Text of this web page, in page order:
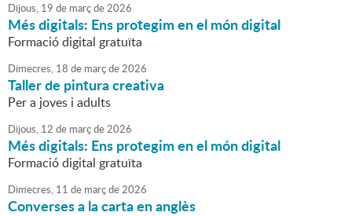
Dijous, 19 de marçde2026
Més digitals: Ens protegim en el món digital
Formació digital gratuïta
Dimecres, 18 de marçde2026
Taller de pintura creativa
Per a joves i adults
Dijous, 12 de marçde2026
Més digitals: Ens protegim en el món digital
Formació digital gratuïta
Dimecres, 11 de marçde2026
Converses a la carta en anglès